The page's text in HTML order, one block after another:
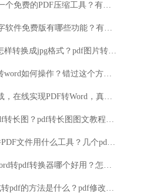
8.如何找到一个免费的PDF压缩工具？有没有推荐的PDF免费压缩软件？
9.音频转文字软件免费版有哪些功能？有没有推荐的免费版音频转文字软件？
10.pdf图片怎样转换成jpg格式？pdf图片转换成jpg格式具体步骤介绍
11.在线pdf转word如何操作？错过这个方法会后悔哟
12.“无需下载，在线实现PDF转Word，真的可行吗？” “想要快速将PDF转为可编辑的Word文档？试试我们的在线转换器！”
13.如何把pdf转长图？pdf转长图图文教程分享
14.免费合并PDF文件用什么工具？几个pdf合并成一个pdf的方法
15.免费的word转pdf转换器哪个好用？怎样将Word转PDF？
16.图片格式转pdf的方法是什么？pdf修改步骤